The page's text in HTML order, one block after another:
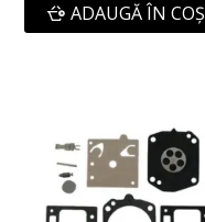
ADAUGĂ ÎN COŞ